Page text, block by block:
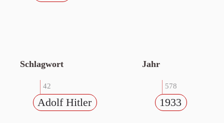
Schlagwort
42
Adolf Hitler
Jahr
578
1933